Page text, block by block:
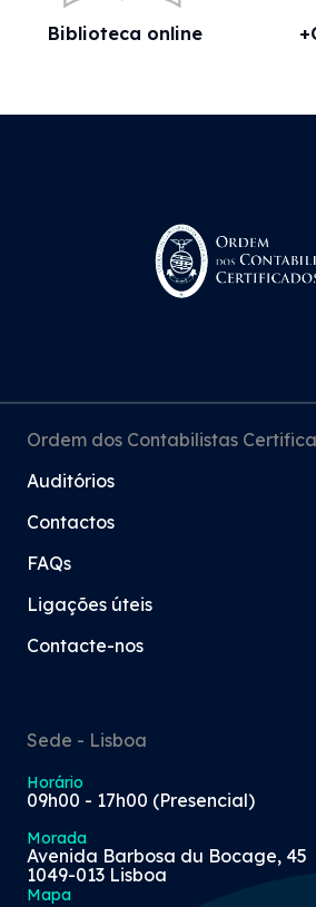
Biblioteca online
Ordem dos Contabilistas
Auditórios
Contactos
FAQs
Ligações úteis
Contacte-nos
Sede - Lisboa
Horário
09h00 - 17h00 (Presencial)
Morada
Avenida Barbosa du Bocage, 45
1049-013 Lisboa
Mapa